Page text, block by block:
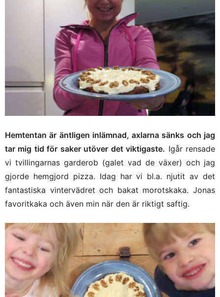
Hemtentan är äntligen inlämnad, axlarna sänks och jag
tar mig tid för saker utöver det viktigaste. Igår rensade
vi tvillingarnas garderob (galet vad de växer) och jag
gjorde hemgjord pizza. Idag har vi bl.a. njutit av det
fantastiska vintervädret och bakat morotskaka. Jonas
favoritkaka och även min när den är riktigt saftig.